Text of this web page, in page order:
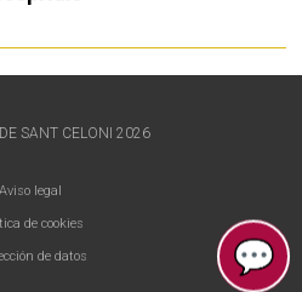
💬
SANT CELONI 2026
Aviso legal
de cookies
de datos